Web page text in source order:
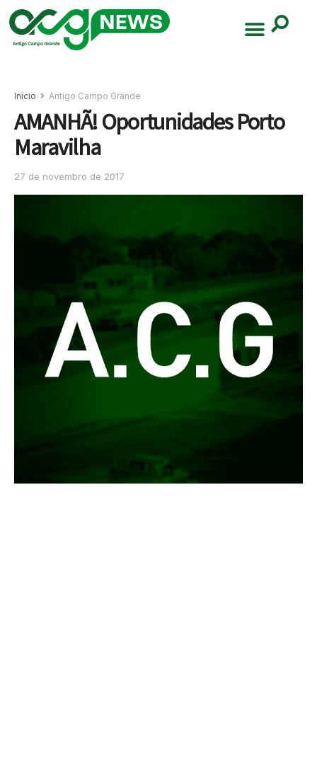
Início Antigo Campo Grande
AMANHÃ! Oportunidades Porto
Maravilha
27 de novembro de 2017